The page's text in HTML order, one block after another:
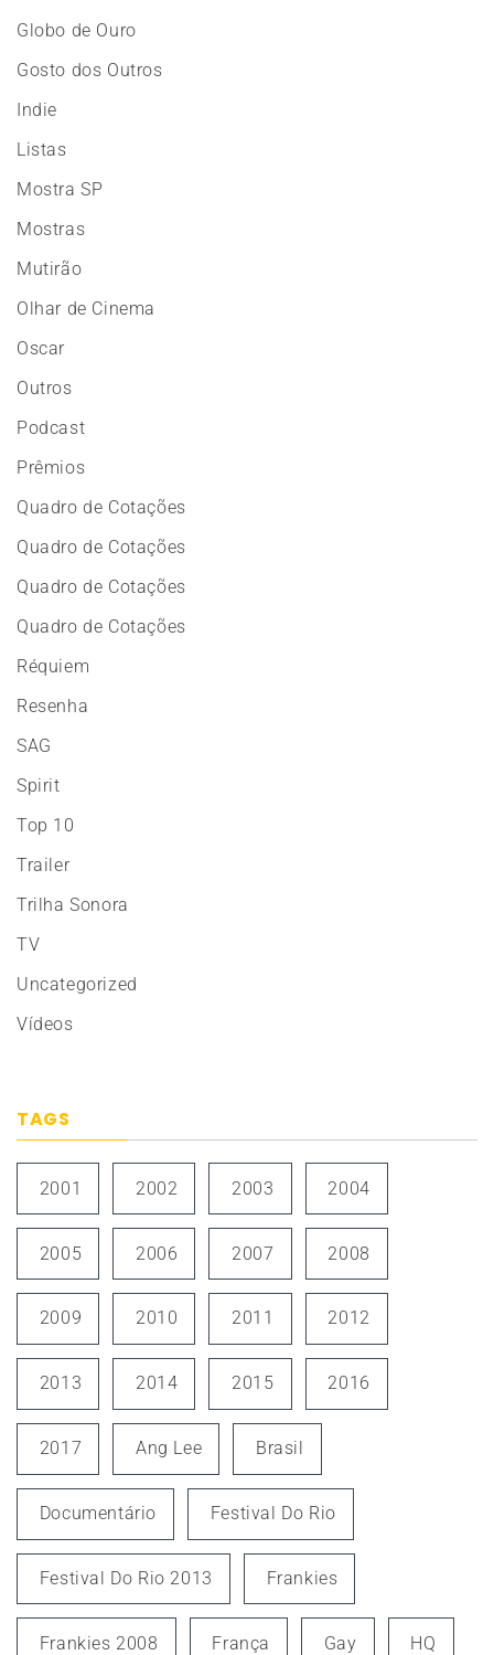
Globo de Ouro
Gosto dos Outros
Indie
Listas
Mostra SP
Mostras
Mutirão
Olhar de Cinema
Oscar
Outros
Podcast
Prêmios
Quadro de Cotações
Quadro de Cotações
Quadro de Cotações
Quadro de Cotações
Réquiem
Resenha
SAG
Spirit
Top 10
Trailer
Trilha Sonora
TV
Uncategorized
Vídeos
TAGS
2001 2002 2003 2004
2005 2006 2007 2008
2009 2010 2011 2012
2013 2014 2015 2016
2017 Ang Lee Brasil
Documentário Festival Do Rio
Festival Do Rio 2013 Frankies
Frankies 2008 França Gay HQ